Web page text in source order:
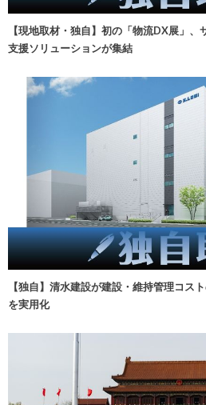
【現地取材・独自】初の「物流DX展」
支援ソリューションが集結
【独自】清水建設が建設・維持管理コス
を実用化